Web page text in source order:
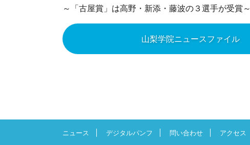
～「古屋賞」は高野・新添・藤波の３選手が受賞～
山梨学院ニュースファイル
ニュース デジタルパンフ 問い合わせ アクセス